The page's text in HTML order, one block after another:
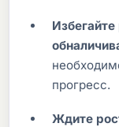
прогресс.
Ждите